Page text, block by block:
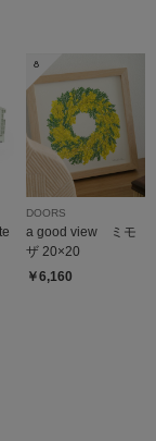
8
DOORS
a good view ミモ
ザ 20×20
￥6,160